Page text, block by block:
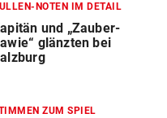
NOTEN IM DETAIL
und „Zauber-
glänzten bei
ZUM SPIEL